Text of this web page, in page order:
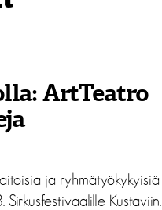
ArtTeatro
ja ryhmätyökykyisiä
Kustaviin.